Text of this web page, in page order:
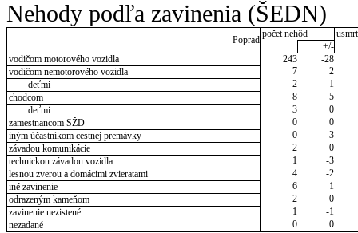
Nehody podľa zavinenia (ŠEDN)
Poprad
počet nehôd
+/-
vodičom motorového vozidla
243
-28
vodičom nemotorového vozidla
7
2
deťmi
2
1
chodcom
8
5
deťmi
3
0
zamestnancom SŽD
0
0
iným účastníkom cestnej premávky
0
-3
závadou komunikácie
2
0
technickou závadou vozidla
1
-3
lesnou zverou a domácimi zvieratami
4
-2
iné zavinenie
6
1
odrazeným kameňom
2
0
zavinenie nezistené
1
-1
nezadané
0 0